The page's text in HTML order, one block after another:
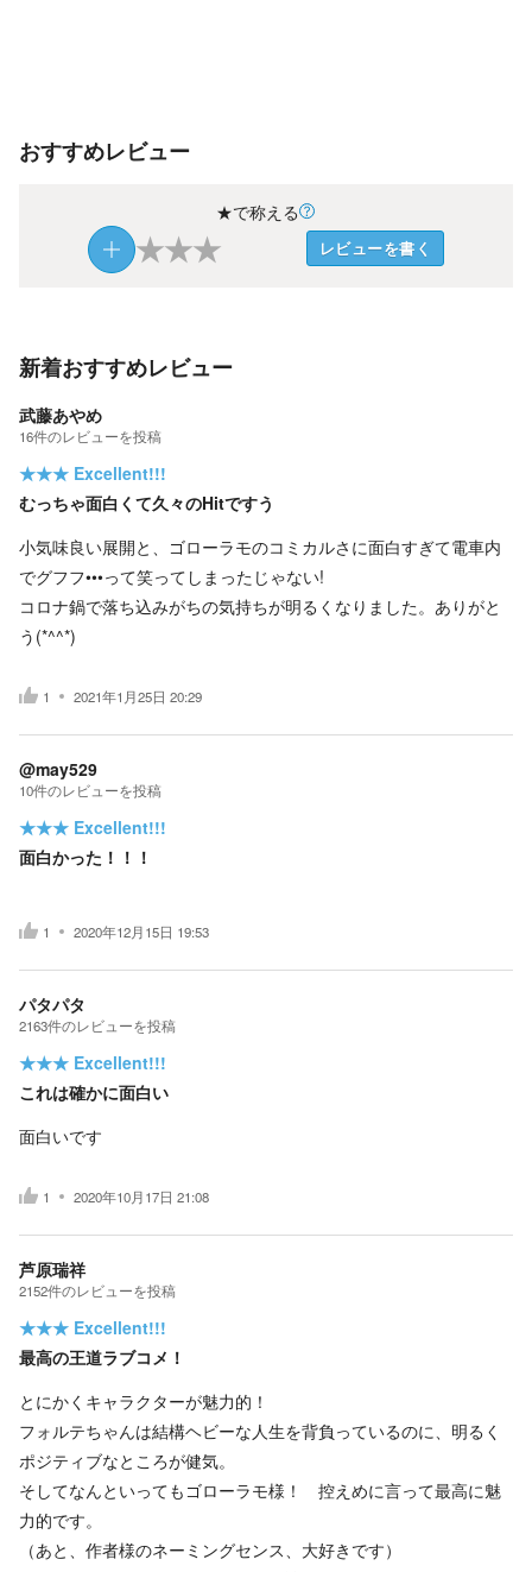
おすすめレビュー
★で称える
★★★ レビューを書く
新着おすすめレビュー
武藤あやめ
16件のレビューを投稿
★★★ Excellent!!!
むっちゃ面白くて久々のHitですう
小気味良い展開と、ゴローラモのコミカルさに面白すぎて電車内
でグフフ•••って笑ってしまったじゃない!
コロナ鍋で落ち込みがちの気持ちが明るくなりました。ありがと
う(*^^*)
1 2021年1月25日 20:29
@may529
10件のレビューを投稿
★★★ Excellent!!!
面白かった！！！
1 2020年12月15日 19:53
パタパタ
2163件のレビューを投稿
★★★ Excellent!!!
これは確かに面白い
面白いです
1 2020年10月17日 21:08
芦原瑞祥
2152件のレビューを投稿
★★★ Excellent!!!
最高の王道ラブコメ！
とにかくキャラクターが魅力的！
フォルテちゃんは結構ヘビーな人生を背負っているのに、明るく
ポジティブなところが健気。
そしてなんといってもゴローラモ様！ 控えめに言って最高に魅
力的です。
（あと、作者様のネーミングセンス、大好きです）